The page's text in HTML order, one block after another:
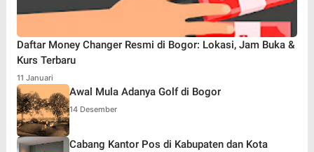
Daftar Money Changer Resmi di Bogor: Lokasi, Jam Buka &
Kurs Terbaru
11 Januari
Awal Mula Adanya Golf di Bogor
14 Desember
Cabang Kantor Pos di Kabupaten dan Kota